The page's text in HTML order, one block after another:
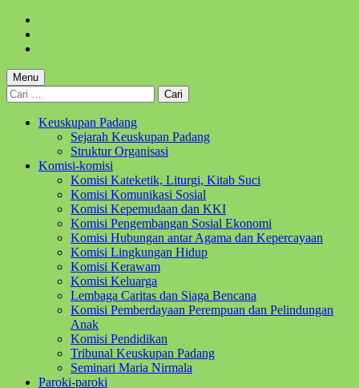
content
footer
Menu
Cari
untuk:
Keuskupan Padang
Sejarah Keuskupan Padang
Struktur Organisasi
Komisi-komisi
Komisi Kateketik, Liturgi, Kitab Suci
Komisi Komunikasi Sosial
Komisi Kepemudaan dan KKI
Komisi Pengembangan Sosial Ekonomi
Komisi Hubungan antar Agama dan Kepercayaan
Komisi Lingkungan Hidup
Komisi Kerawam
Komisi Keluarga
Lembaga Caritas dan Siaga Bencana
Komisi Pemberdayaan Perempuan dan Pelindungan
Anak
Komisi Pendidikan
Tribunal Keuskupan Padang
Seminari Maria Nirmala
Paroki-paroki